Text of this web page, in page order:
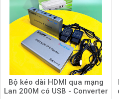
Bộ kéo dài HDMI qua mạng
Lan 200M có USB - Converter